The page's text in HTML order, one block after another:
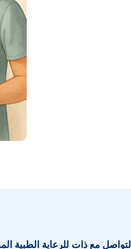
التواصل مع ذات للرعاية الطبية